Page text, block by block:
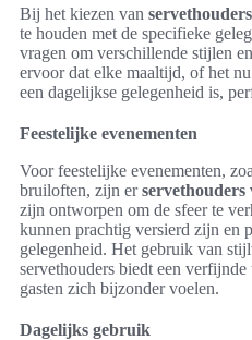
Bij het kiezen van servethouders
te houden met de specifieke
vragen om verschillende stijlen
ervoor dat elke maaltijd, of het
een dagelijkse gelegenheid is,
Feestelijke evenementen
Voor feestelijke evenementen,
bruiloften, zijn erservethouders
zijn ontworpen om de sfeer te
kunnen prachtig versierd zijn en
gelegenheid. Het gebruik van
servethouders biedt een
gasten zich bijzonder voelen.
Dagelijks gebruik